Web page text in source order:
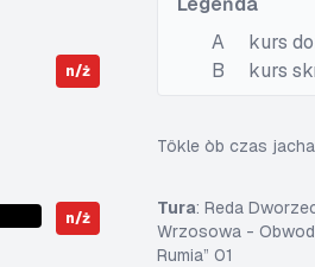
n/ż
n/ż
A
kurs
B
kurs
Tôkle òb czas
Tura: Reda
Wrzosowa -
Rumia” 01